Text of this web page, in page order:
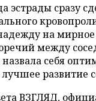
эстрады сразу
на
между
себя
лучшее развитие
ВЗГЛЯД,